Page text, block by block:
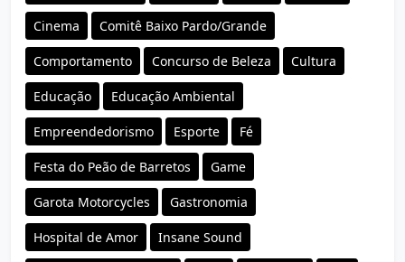
Cinema Comitê Baixo Pardo/Grande
Comportamento Concurso de Beleza Cultura
Educação Educação Ambiental
Empreendedorismo Esporte Fé
Festa do Peão de Barretos Game
Garota Motorcycles Gastronomia
Hospital de Amor Insane Sound